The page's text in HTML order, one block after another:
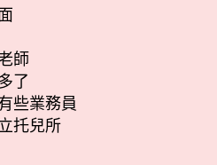
師
了
些業務員
托兒所